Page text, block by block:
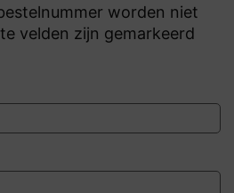
worden niet
velden zijn gemarkeerd